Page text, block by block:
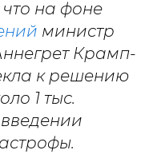
что на фоне
министр
Крамп-
к решению
1 тыс.